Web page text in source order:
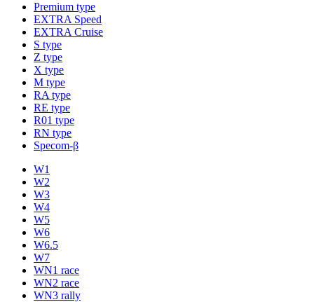
Premium type
EXTRA Speed
EXTRA Cruise
S type
Z type
X type
M type
RA type
RE type
R01 type
RN type
Specom-β
W1
W2
W3
W4
W5
W6
W6.5
W7
WN1 race
WN2 race
WN3 rally